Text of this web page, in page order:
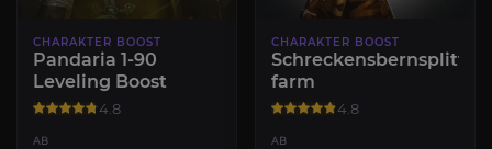
CHARAKTER BOOST
Pandaria 1-90
Leveling Boost
4.8
AB
CHARAKTER BOOST
Schreckensbernsplitter
farm
4.8
AB